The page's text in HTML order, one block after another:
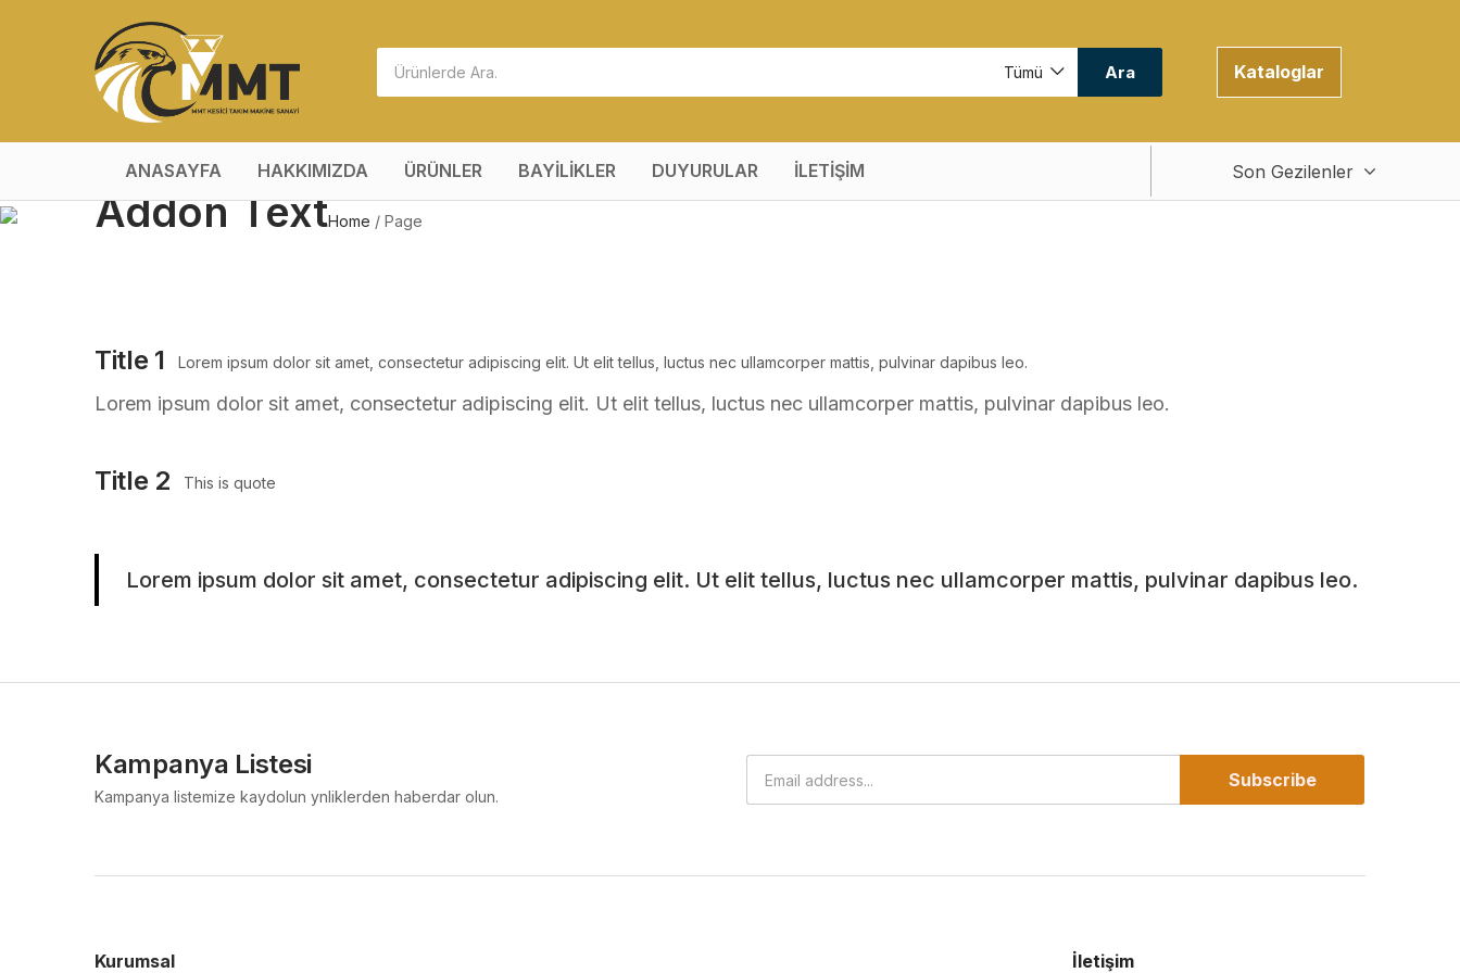
Tümü Ara Kataloglar
ANASAYFA HAKKIMIZDA ÜRÜNLER BAYİLİKLER DUYURULAR İLETİŞİM Son Gezilenler
Addon TextHome / Page
Title 1 Lorem ipsum dolor sit amet, consectetur adipiscing elit. Ut elit tellus, luctus nec ullamcorper mattis, pulvinar dapibus leo.
Lorem ipsum dolor sit amet, consectetur adipiscing elit. Ut elit tellus, luctus nec ullamcorper mattis, pulvinar dapibus leo.
Title 2 This is quote
Lorem ipsum dolor sit amet, consectetur adipiscing elit. Ut elit tellus, luctus nec ullamcorper mattis, pulvinar dapibus leo.
Kampanya Listesi
Kampanya listemize kaydolun ynliklerden haberdar olun.
Subscribe
Kurumsal İletişim